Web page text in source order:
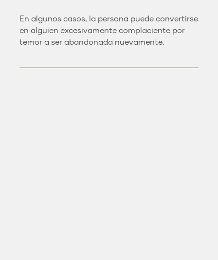
En algunos casos, la persona puede convertirse
en alguien excesivamente complaciente por
temor a ser abandonada nuevamente.